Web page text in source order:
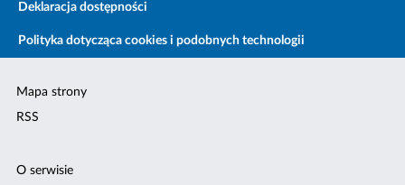
Deklaracja dostępności
Polityka dotycząca cookies i podobnych technologii
Mapa strony
RSS
O serwisie